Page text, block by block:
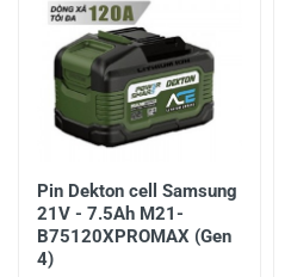
Pin Dekton cell Samsung
21V - 7.5Ah M21-
B75120XPROMAX (Gen
4)